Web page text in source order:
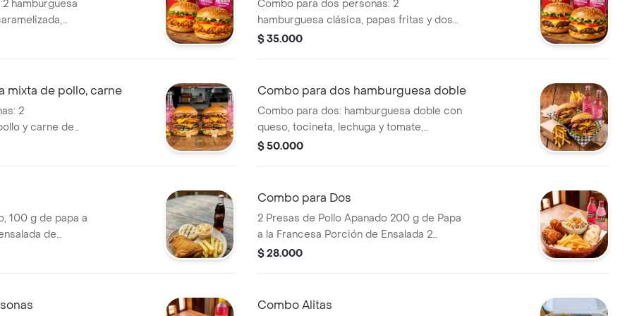
hamburguesa
Combo para dos personas: 2
hamburguesa clásica, papas fritas y dos
gaseosas Mini.
$ 35.000
mixta de pollo, carne
2
y carne de
Combo para dos hamburguesa doble
Combo para dos: hamburguesa doble con
queso, tocineta, lechuga y tomate,
acompañada de papas fritas y gaseosa
$ 50.000
100 g de papa a
de
Combo para Dos
2 Presas de Pollo Apanado 200 g de Papa
a la Francesa Porción de Ensalada 2
Arepitas 2 Gaseosas Mini
$ 28.000
Combo Alitas